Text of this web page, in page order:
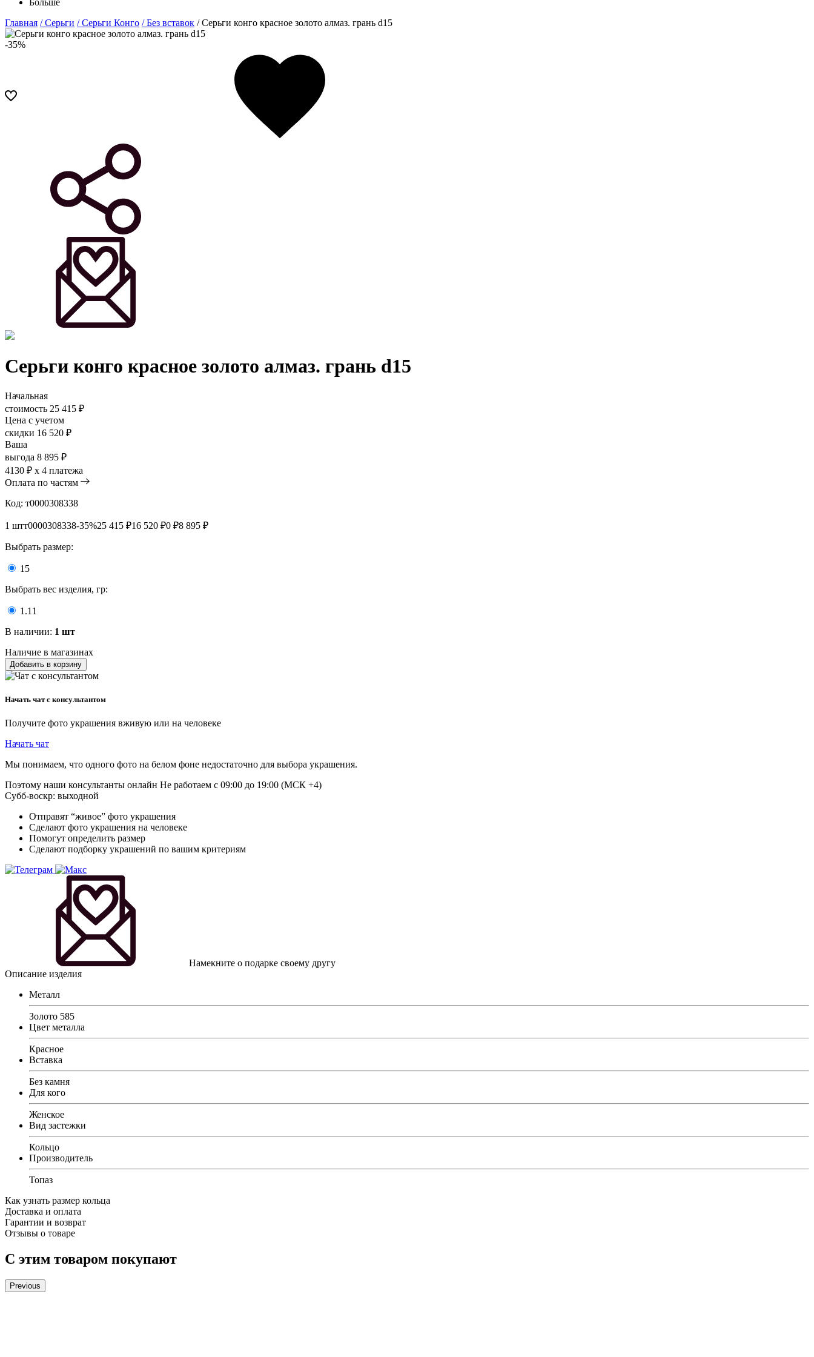
Больше
Главная / Серьги / Серьги Конго / Без вставок / Серьги конго красное золото алмаз. грань d15
-35%
Серьги конго красное золото алмаз. грань d15
Начальная
стоимость 25 415 ₽
Цена с учетом
скидки 16 520 ₽
Ваша
выгода 8 895 ₽
4130 ₽ х 4 платежа
Оплата по частям
Код: т0000308338
1 штт0000308338-35%25 415 ₽16 520 ₽0 ₽8 895 ₽
Выбрать размер:
15
Выбрать вес изделия, гр:
1.11
В наличии: 1 шт
Наличие в магазинах
Добавить в корзину
Начать чат с консультантом
Получите фото украшения вживую или на человеке
Начать чат
Мы понимаем, что одного фото на белом фоне недостаточно для выбора украшения.
Поэтому наши консультанты онлайн Не работаем с 09:00 до 19:00 (МСК +4)
Субб-воскр: выходной
Отправят “живое” фото украшения
Сделают фото украшения на человеке
Помогут определить размер
Сделают подборку украшений по вашим критериям
Намекните о подарке своему другу
Описание изделия
Металл
Золото 585
Цвет металла
Красное
Вставка
Без камня
Для кого
Женское
Вид застежки
Кольцо
Производитель
Топаз
Как узнать размер кольца
Доставка и оплата
Гарантии и возврат
Отзывы о товаре
С этим товаром покупают
Previous